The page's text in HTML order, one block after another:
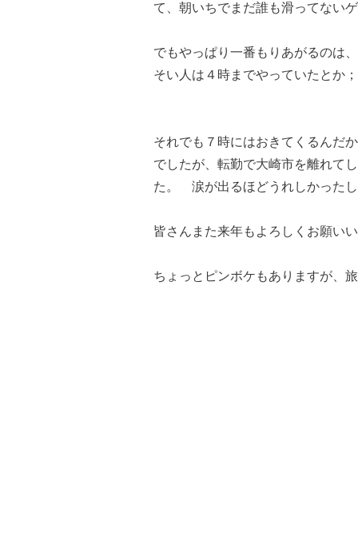
て、朝いちでまだ誰も滑ってない
でもやっぱり一番もりあがるのは
そい人は４時までやっていたとか
それでも７時にはおきてくるん
でしたが、転勤で大崎市を離れて
た。 涙が出るほどうれしかった
皆さんまた来年もよろしくお願い
ちょっとピンボケもありますが、